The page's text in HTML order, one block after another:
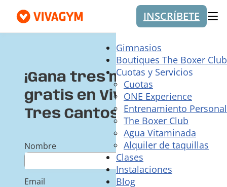
INSCRÍBETE
Gimnasios
Boutiques The Boxer Club
Cuotas y Servicios
Cuotas
ONE Experience
Entrenamiento Personal
The Boxer Club
Agua Vitaminada
Alquiler de taquillas
Clases
Instalaciones
Blog
¡Gana tres meses
gratis en VivaGym
Tres Cantos!
Nombre
Email